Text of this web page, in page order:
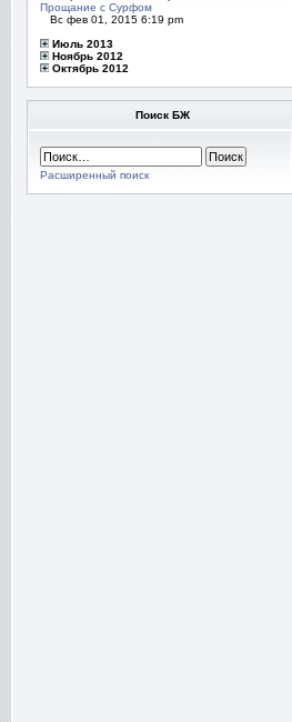
Прощание с Сурфом
Вс фев 01, 2015 6:19 pm
Июль 2013
Ноябрь 2012
Октябрь 2012
Поиск БЖ
Расширенный поиск